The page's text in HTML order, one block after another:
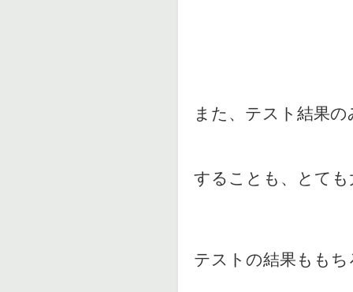
また、テスト結果
することも、とても
テストの結果もも